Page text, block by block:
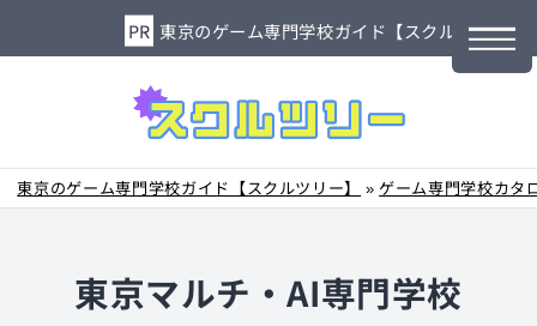
東京のゲーム専門学校ガイド【スクルツリー】
東京のゲーム専門学校ガイド【スクルツリー】 » ゲーム専門学校カタ
東京マルチ・AI専門学校